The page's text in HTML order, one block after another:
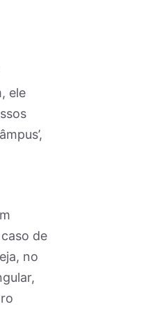
ele
de
no